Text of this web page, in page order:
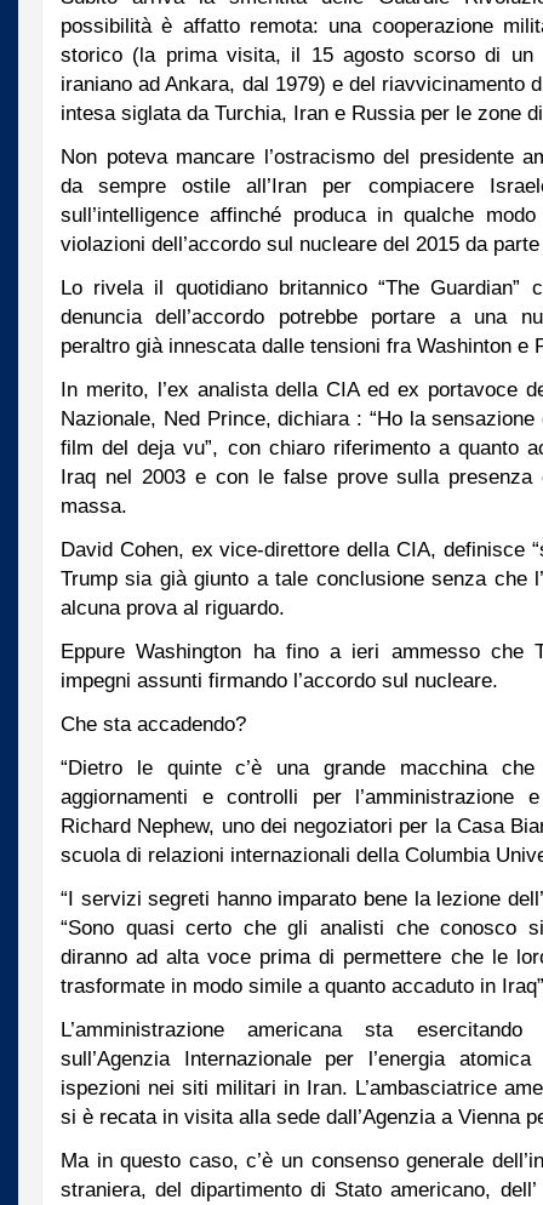
possibilità è affatto remota: una cooperazione
storico (la prima visita, il 15 agosto scorso di un
iraniano ad Ankara, dal 1979) e del riavvicinamento
intesa siglata da Turchia, Iran e Russia per le zone
Non poteva mancare l’ostracismo del presidente
da sempre ostile all’Iran per compiacere
sull’intelligence affinché produca in qualche
violazioni dell’accordo sul nucleare del 2015 da
Lo rivela il quotidiano britannico “The Guardian”
denuncia dell’accordo potrebbe portare a una
peraltro già innescata dalle tensioni fra Washinton e
In merito, l’ex analista della CIA ed ex portavoce
Nazionale, Ned Prince, dichiara : “Ho la
film del deja vu”, con chiaro riferimento a quanto
Iraq nel 2003 e con le false prove sulla
massa.
David Cohen, ex vice-direttore della CIA, definisce
Trump sia già giunto a tale conclusione senza che
alcuna prova al riguardo.
Eppure Washington ha fino a ieri ammesso che
impegni assunti firmando l’accordo sul nucleare.
Che sta accadendo?
“Dietro le quinte c’è una grande macchina
aggiornamenti e controlli per l’amministrazione
Richard Nephew, uno dei negoziatori per la Casa
scuola di relazioni internazionali della Columbia
“I servizi segreti hanno imparato bene la lezione
“Sono quasi certo che gli analisti che conosco
diranno ad alta voce prima di permettere che le
trasformate in modo simile a quanto accaduto in
L’amministrazione americana sta
sull’Agenzia Internazionale per l’energia
ispezioni nei siti militari in Iran. L’ambasciatrice
si è recata in visita alla sede dall’Agenzia a Vienna
Ma in questo caso, c’è un consenso generale
straniera, del dipartimento di Stato americano,